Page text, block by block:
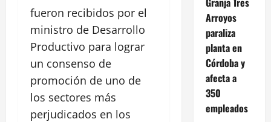
fueron recibidos por el
ministro de Desarrollo
Productivo para lograr
un consenso de
promoción de uno de
los sectores más
perjudicados en los
Arroyos
paraliza
planta en
Córdoba y
afecta a
350
empleados